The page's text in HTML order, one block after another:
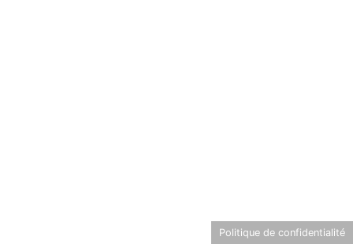
Politique de confidentialité